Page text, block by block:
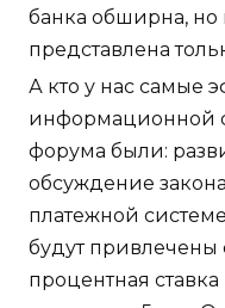
банка обширна,
представлена
А кто у нас самые
информационной
форума были:
обсуждение
платежной
будут привлечены
процентная